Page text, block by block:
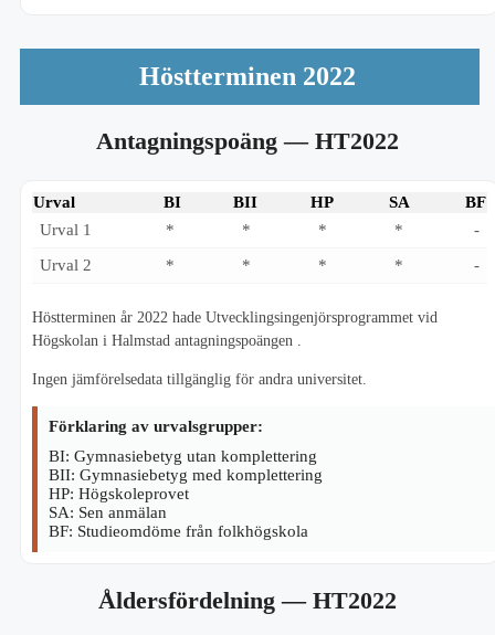
Höstterminen 2022
Antagningspoäng— HT2022
Urval BI BII HP SA
BF
Urval 1
* * * *
-
Urval 2
* * * * -
Höstterminen år 2022 hade Utvecklingsingenjörsprogrammet vid
Högskolan i Halmstad antagningspoängen .
Ingen jämförelsedata tillgänglig för andra universitet.
Förklaring av urvalsgrupper:
BI: Gymnasiebetyg utan komplettering
BII: Gymnasiebetyg med komplettering
HP: Högskoleprovet
SA: Sen anmälan
BF: Studieomdöme från folkhögskola
Åldersfördelning— HT2022